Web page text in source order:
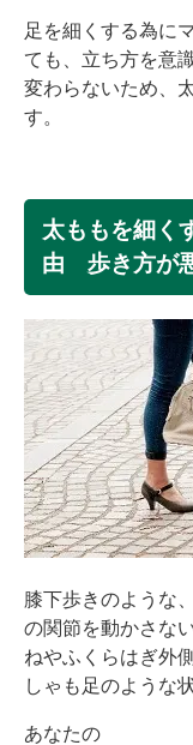
足を細くする為に
ても、立ち方を意
変わらないため、
す。
太ももを細く
由 歩き方が
膝下歩きのような
の関節を動かさな
ねやふくらはぎ外
しゃも足のような
あなたの